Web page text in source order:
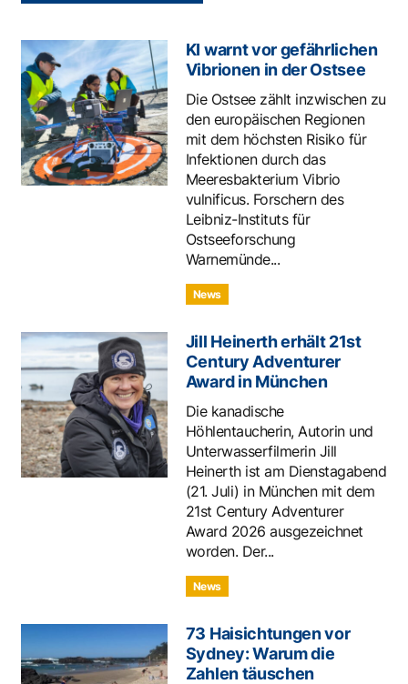
KI warnt vor gefährlichen
Vibrionen in der Ostsee
Die Ostsee zählt inzwischen zu
den europäischen Regionen
mit dem höchsten Risiko für
Infektionen durch das
Meeresbakterium Vibrio
vulnificus. Forschern des
Leibniz-Instituts für
Ostseeforschung
Warnemünde...
News
Jill Heinerth erhält 21st
Century Adventurer
Award in München
Die kanadische
Höhlentaucherin, Autorin und
Unterwasserfilmerin Jill
Heinerth ist am Dienstagabend
(21. Juli) in München mit dem
21st Century Adventurer
Award 2026 ausgezeichnet
worden. Der...
News
73 Haisichtungen vor
Sydney: Warum die
Zahlen täuschen